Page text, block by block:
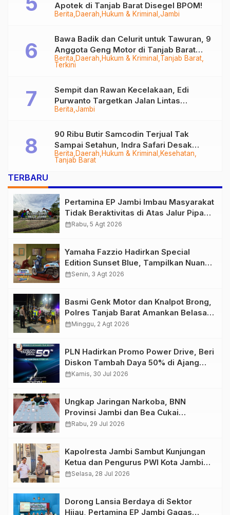
Berita Daerah Hukum & Kriminal Jambi
Apotek di Tanjab Barat Disegel BPOM!
Berita Daerah Hukum & Kriminal Tanjab Barat
Terkini
Bawa Badik dan Celurit untuk Tawuran, 9
Anggota Geng Motor di Tanjab Barat
Diringkus
Berita Jambi
Sempit dan Rawan Kecelakaan, Edi
Purwanto Targetkan Jalan Lintas
Tungkal-Jambi Mulus di 2028
Berita Daerah Hukum & Kriminal
Kesehatan
Tanjab Barat
90 Ribu Butir Samcodin Terjual Tak
Sampai Setahun, Indra Safari Desak
Audit Menyeluruh
TERBARU
Pertamina EP Jambi Imbau Masyarakat
Tidak Beraktivitas di Atas Jalur Pipa
Migas Demi Keselamatan Bersama
calendar_monthRabu, 5 Agt 2026
Yamaha Fazzio Hadirkan Special
Edition Sunset Blue, Tampilkan Nuansa
Retro Summer yang Semakin Skena
calendar_monthSenin, 3 Agt 2026
Basmi Genk Motor dan Knalpot Brong,
Polres Tanjab Barat Amankan Belasan
Kendaraan
calendar_monthMinggu, 2 Agt 2026
PLN Hadirkan Promo Power Drive, Beri
Diskon Tambah Daya 50% di Ajang
GIIAS 2026
calendar_monthKamis, 30 Jul 2026
Ungkap Jaringan Narkoba, BNN
Provinsi Jambi dan Bea Cukai
Amankan Sembilan Pelaku beserta
calendar_monthRabu, 29 Jul 2026
Kapolresta Jambi Sambut Kunjungan
Ketua dan Pengurus PWI Kota Jambi
Perkuat Sinergi dan Kolaborasi
calendar_monthSelasa, 28 Jul 2026
Dorong Lansia Berdaya di Sektor
Hijau, Pertamina EP Jambi Gagas